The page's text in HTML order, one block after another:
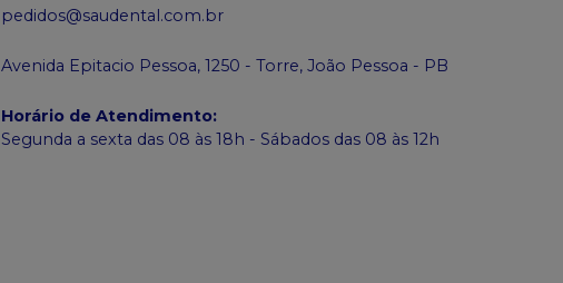
pedidos@saudental.com.br
Avenida Epitacio Pessoa, 1250 - Torre, João Pessoa - PB
Horário de Atendimento:
Segunda a sexta das 08 às 18h - Sábados das 08 às 12h